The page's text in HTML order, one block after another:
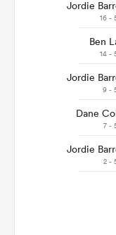
Jordie
16 -
Ben
14 -
Jordie
9 -
Dane
7 -
Jordie
2 -